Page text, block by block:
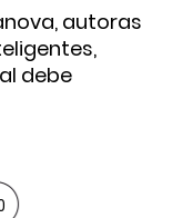
autoras
,
debe